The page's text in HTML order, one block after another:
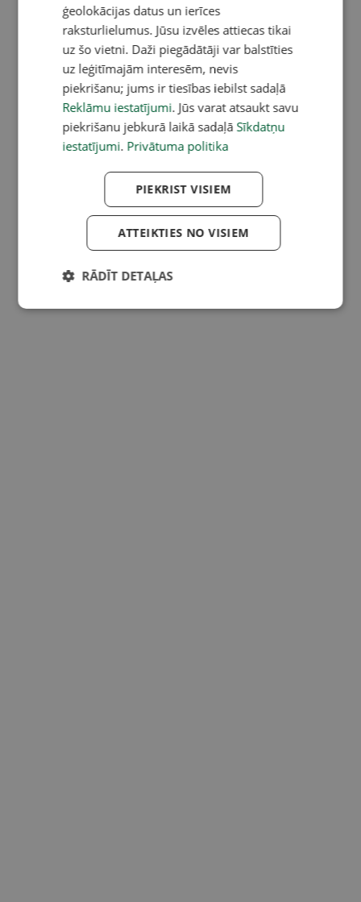
ģeolokācijas datus un ierīces
raksturlielumus. Jūsu izvēles attiecas tikai
uz šo vietni. Daži piegādātāji var balstīties
uz leģitīmajām interesēm, nevis
piekrišanu; jums ir tiesības iebilst sadaļā
Reklāmu iestatījumi. Jūs varat atsaukt savu
piekrišanu jebkurā laikā sadaļā Sīkdatņu
iestatījumi. Privātuma politika
PIEKRIST VISIEM
ATTEIKTIES NO VISIEM
RĀDĪT DETAĻAS